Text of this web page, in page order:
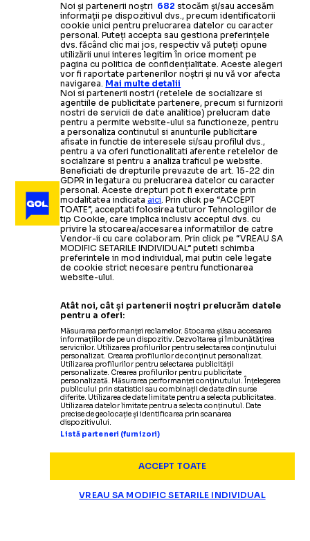
Noi și partenerii noștri 682 stocăm și/sau accesăm
informații pe dispozitivul dvs., precum identificatorii
cookie unici pentru prelucrarea datelor cu caracter
personal. Puteți accepta sau gestiona preferințele
dvs. făcând clic mai jos, respectiv vă puteți opune
utilizării unui interes legitim în orice moment pe
pagina cu politica de confidențialitate. Aceste alegeri
vor fi raportate partenerilor noștri și nu vă vor afecta
navigarea. Mai multe detalii
Noi si partenerii nostri (retelele de socializare si
agentiile de publicitate partenere, precum si furnizorii
nostri de servicii de date analitice) prelucram date
pentru a permite website-ului sa functioneze, pentru
a personaliza continutul si anunturile publicitare
afisate in functie de interesele si/sau profilul dvs.,
pentru a va oferi functionalitati aferente retelelor de
socializare si pentru a analiza traficul pe website.
Beneficiati de drepturile prevazute de art. 15-22 din
GDPR in legatura cu prelucrarea datelor cu caracter
personal. Aceste drepturi pot fi exercitate prin
modalitatea indicataaici. Prin click pe “ACCEPT
TOATE”, acceptati folosirea tuturor Tehnologiilor de
tip Cookie, care implica inclusiv acceptul dvs. cu
privire la stocarea/accesarea informatiilor de catre
Vendor-ii cu care colaboram. Prin click pe “VREAU SA
MODIFIC SETARILE INDIVIDUAL” puteti schimba
preferintele in mod individual, mai putin cele legate
de cookie strict necesare pentru functionarea
website-ului.
Atât noi, cât și partenerii noștri prelucrăm datele
pentru a oferi:
Măsurarea performanței reclamelor. Stocarea și/sau accesarea
informațiilor de pe un dispozitiv. Dezvoltarea și îmbunătățirea
serviciilor. Utilizarea profilurilor pentru selectarea conținutului
personalizat. Crearea profilurilor de conținut personalizat.
Utilizarea profilurilor pentru selectarea publicității
personalizate. Crearea profilurilor pentru publicitate
personalizată. Măsurarea performanței conținutului. Înțelegerea
publicului prin statistici sau combinații de date din surse
diferite. Utilizarea de date limitate pentru a selecta publicitatea.
Utilizarea datelor limitate pentru a selecta conținutul. Date
precise de geolocație și identificarea prin scanarea
dispozitivului.
Listă parteneri (furnizori)
ACCEPT TOATE
VREAU SA MODIFIC SETARILE INDIVIDUAL